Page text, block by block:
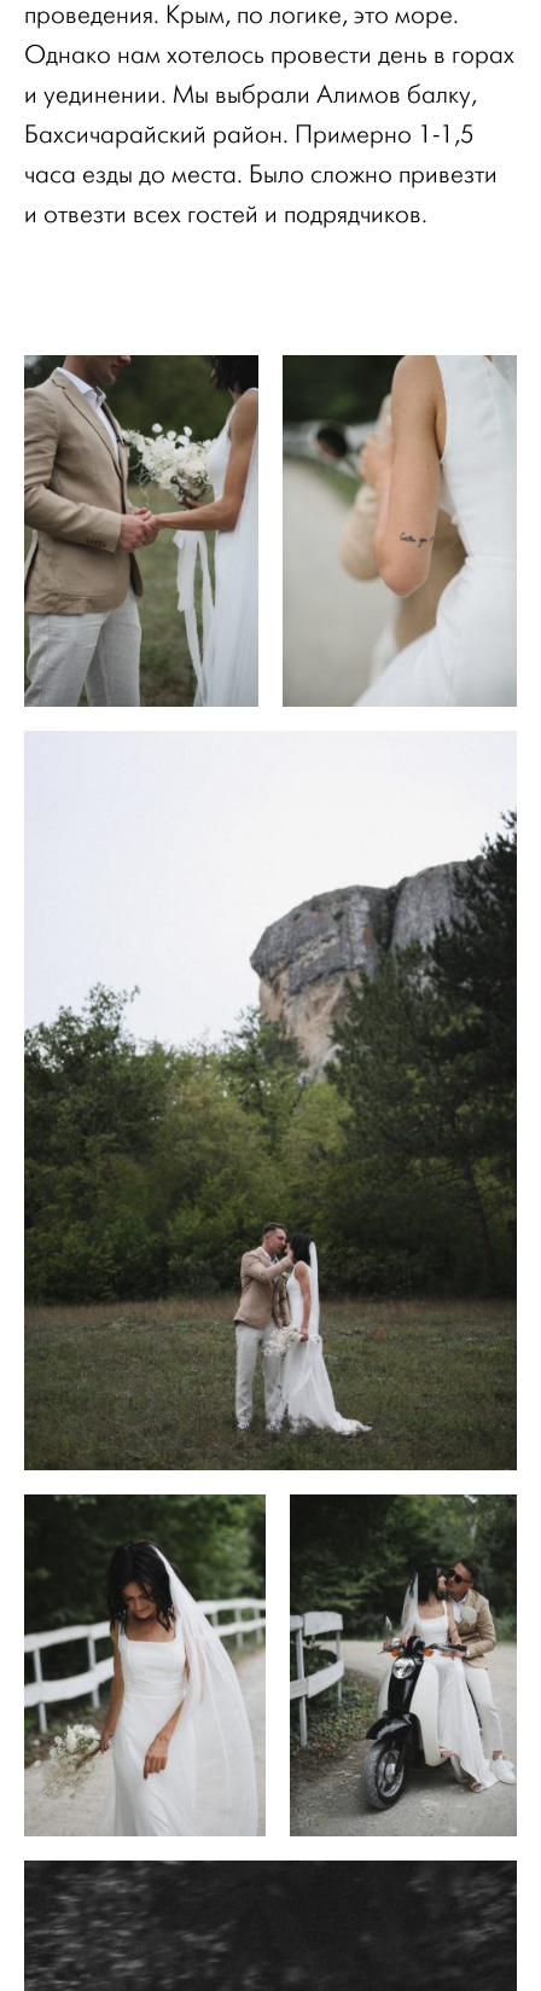
проведения. Крым, по логике, это море.
Однако нам хотелось провести день в горах
и уединении. Мы выбрали Алимов балку,
Бахсичарайский район. Примерно 1-1,5
часа езды до места. Было сложно привезти
и отвезти всех гостей и подрядчиков.